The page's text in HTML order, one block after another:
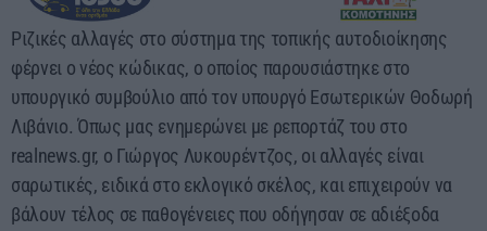
Ριζικές αλλαγές στο σύστημα της τοπικής αυτοδιοίκησης
φέρνει ο νέος κώδικας, ο οποίος παρουσιάστηκε στο
υπουργικό συμβούλιο από τον υπουργό Εσωτερικών Θοδωρή
Λιβάνιο. Όπως μας ενημερώνει με ρεπορτάζ του στο
realnews.gr, ο Γιώργος Λυκουρέντζος, οι αλλαγές είναι
σαρωτικές, ειδικά στο εκλογικό σκέλος, και επιχειρούν να
βάλουν τέλος σε παθογένειες που οδήγησαν σε αδιέξοδα